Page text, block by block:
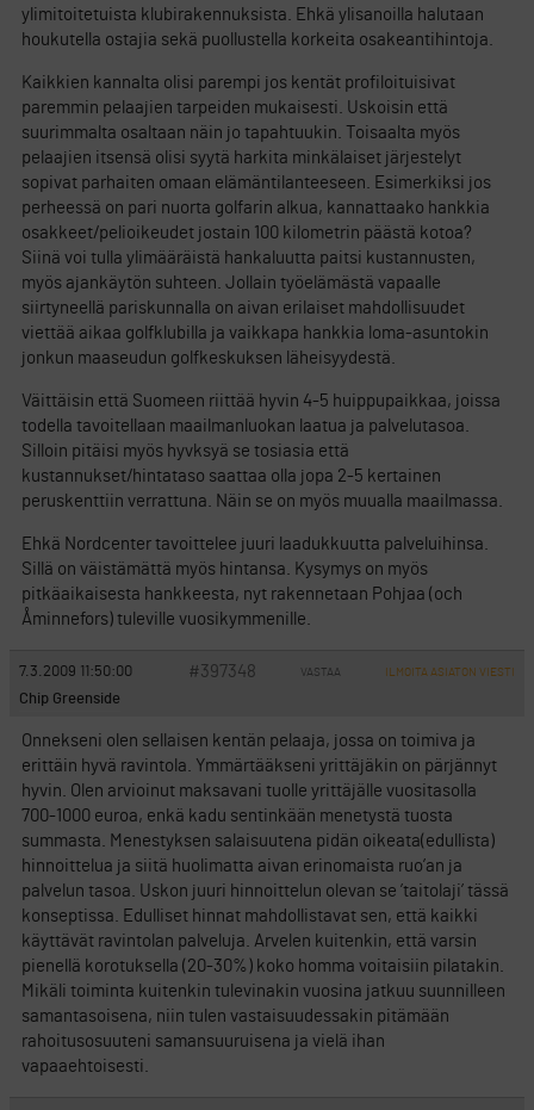
ylimitoitetuista klubirakennuksista. Ehkä ylisanoilla halutaan
houkutella ostajia sekä puollustella korkeita osakeantihintoja.
Kaikkien kannalta olisi parempi jos kentät profiloituisivat
paremmin pelaajien tarpeiden mukaisesti. Uskoisin että
suurimmalta osaltaan näin jo tapahtuukin. Toisaalta myös
pelaajien itsensä olisi syytä harkita minkälaiset järjestelyt
sopivat parhaiten omaan elämäntilanteeseen. Esimerkiksi jos
perheessä on pari nuorta golfarin alkua, kannattaako hankkia
osakkeet/pelioikeudet jostain 100 kilometrin päästä kotoa?
Siinä voi tulla ylimääräistä hankaluutta paitsi kustannusten,
myös ajankäytön suhteen. Jollain työelämästä vapaalle
siirtyneellä pariskunnalla on aivan erilaiset mahdollisuudet
viettää aikaa golfklubilla ja vaikkapa hankkia loma-asuntokin
jonkun maaseudun golfkeskuksen läheisyydestä.
Väittäisin että Suomeen riittää hyvin 4-5 huippupaikkaa, joissa
todella tavoitellaan maailmanluokan laatua ja palvelutasoa.
Silloin pitäisi myös hyvksyä se tosiasia että
kustannukset/hintataso saattaa olla jopa 2-5 kertainen
peruskenttiin verrattuna. Näin se on myös muualla maailmassa.
Ehkä Nordcenter tavoittelee juuri laadukkuutta palveluihinsa.
Sillä on väistämättä myös hintansa. Kysymys on myös
pitkäaikaisesta hankkeesta, nyt rakennetaan Pohjaa (och
Åminnefors) tuleville vuosikymmenille.
7.3.2009 11:50:00 #397348 VASTAA ILMOITA ASIATON VIESTI
Chip Greenside
Onnekseni olen sellaisen kentän pelaaja, jossa on toimiva ja
erittäin hyvä ravintola. Ymmärtääkseni yrittäjäkin on pärjännyt
hyvin. Olen arvioinut maksavani tuolle yrittäjälle vuositasolla
700-1000 euroa, enkä kadu sentinkään menetystä tuosta
summasta. Menestyksen salaisuutena pidän oikeata(edullista)
hinnoittelua ja siitä huolimatta aivan erinomaista ruo’an ja
palvelun tasoa. Uskon juuri hinnoittelun olevan se ’taitolaji’ tässä
konseptissa. Edulliset hinnat mahdollistavat sen, että kaikki
käyttävät ravintolan palveluja. Arvelen kuitenkin, että varsin
pienellä korotuksella (20-30%) koko homma voitaisiin pilatakin.
Mikäli toiminta kuitenkin tulevinakin vuosina jatkuu suunnilleen
samantasoisena, niin tulen vastaisuudessakin pitämään
rahoitusosuuteni samansuuruisena ja vielä ihan
vapaaehtoisesti.